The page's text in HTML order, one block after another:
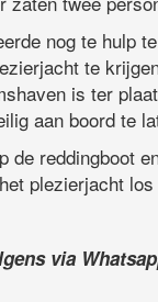
nog te hulp
te
is ter
aan boord te
de reddingboot
plezierjacht
via